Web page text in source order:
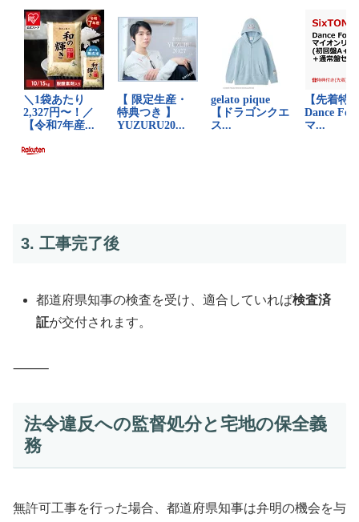
3. 工事完了後
都道府県知事の検査を受け、適合していれば検査済
証が交付されます。
⸻
法令違反への監督処分と宅地の保全義
務
無許可工事を行った場合、都道府県知事は弁明の機会を与